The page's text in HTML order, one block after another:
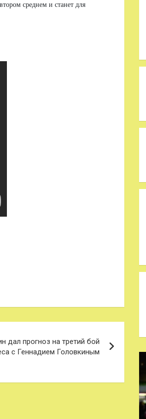
среднем и станет для
дал прогноз на третий бой
с Геннадием Головкиным